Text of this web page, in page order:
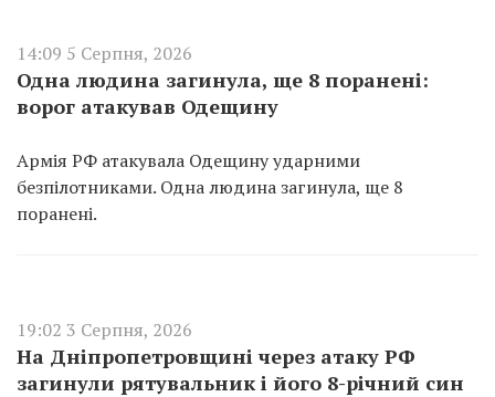
14:09 5 Серпня, 2026
Одна людина загинула, ще 8 поранені:
ворог атакував Одещину
Армія РФ атакувала Одещину ударними
безпілотниками. Одна людина загинула, ще 8
поранені.
19:02 3 Серпня, 2026
На Дніпропетровщині через атаку РФ
загинули рятувальник і його 8-річний син